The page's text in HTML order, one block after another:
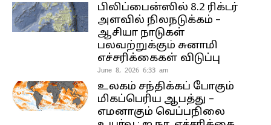
பிலிப்பைன்ஸில் 8.2 ரிக்டர்
அளவில் நிலநடுக்கம் –
ஆசியா நாடுகள்
பலவற்றுக்கும் சுனாமி
எச்சரிக்கைகள் விடுப்பு
June 8, 2026 6:33 am
உலகம் சந்திக்கப் போகும்
மிகப்பெரிய ஆபத்து –
எமனாகும் வெப்பநிலை